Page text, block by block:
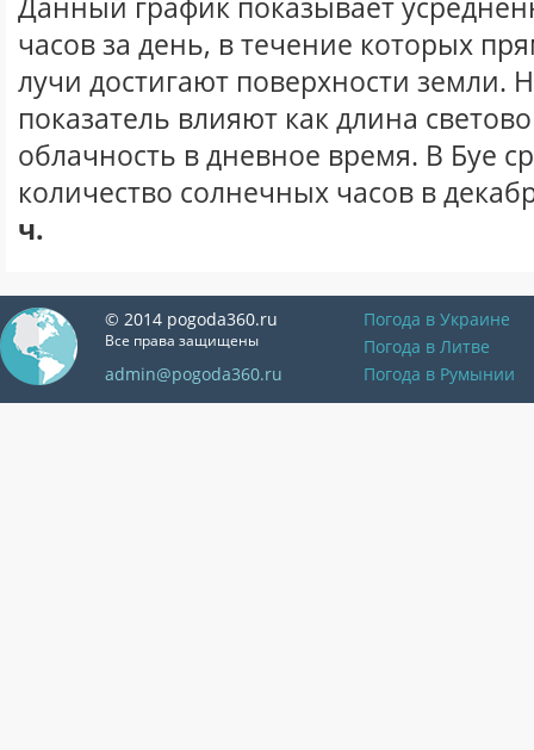
Данный график показывает
часов за день, в течение которых
лучи достигают поверхности земли.
показатель влияют как длина
облачность в дневное время. В Буе
количество солнечных часов в
ч.
© 2014 pogoda360.ru
Все права защищены
admin@pogoda360.ru
Погода в Украине
Погода в Литве
Погода в Румынии